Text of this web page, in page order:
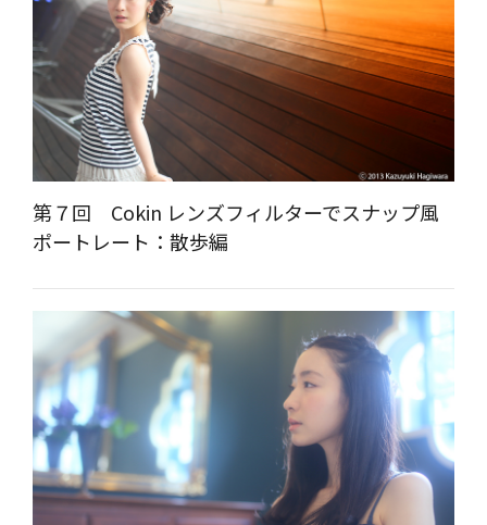
第７回 Cokin レンズフィルターでスナップ風
ポートレート：散歩編